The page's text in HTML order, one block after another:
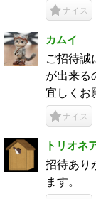
ナイス
カムイ
ご招待誠
が出来る
宜しくお
ナイス
トリオネ
招待あり
ます。